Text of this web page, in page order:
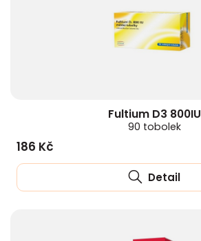
Fultium D3 800IU
90 tobolek
186 Kč
Detail